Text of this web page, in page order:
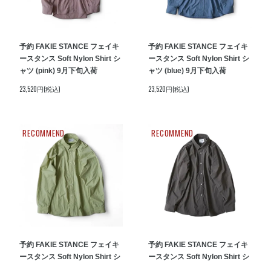
予約 FAKIE STANCE フェイキ
ースタンス Soft Nylon Shirt シ
ャツ (pink) 9月下旬入荷
23,520円(税込)
予約 FAKIE STANCE フェイキ
ースタンス Soft Nylon Shirt シ
ャツ (blue) 9月下旬入荷
23,520円(税込)
RECOMMEND
予約 FAKIE STANCE フェイキ
ースタンス Soft Nylon Shirt シ
RECOMMEND
予約 FAKIE STANCE フェイキ
ースタンス Soft Nylon Shirt シ